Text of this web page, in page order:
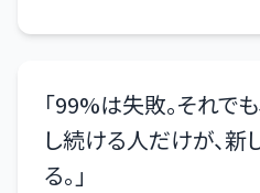
「99%は失敗。それで
し続ける人だけが、
る。 」